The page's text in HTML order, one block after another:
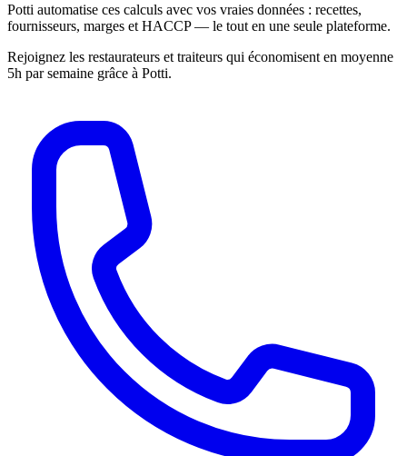
Potti automatise ces calculs avec vos vraies données : recettes,
fournisseurs, marges et HACCP — le tout en une seule plateforme.
Rejoignez les restaurateurs et traiteurs qui économisent en moyenne
5h par semaine grâce à Potti.